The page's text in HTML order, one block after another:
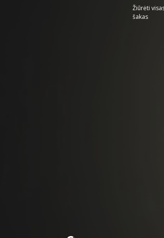
Žiūrėti
šakas